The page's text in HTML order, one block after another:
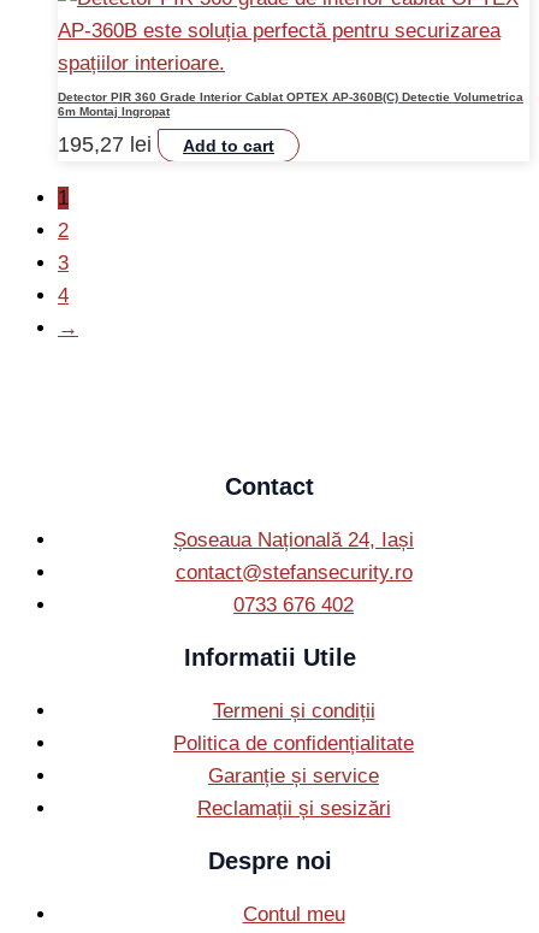
Detector PIR 360 Grade Interior Cablat OPTEX AP-360B(C) Detectie Volumetrica
6m Montaj Ingropat
195,27 lei Add to cart
1
2
3
4
→
Contact
Șoseaua Națională 24, Iași
contact@stefansecurity.ro
0733 676 402
Informatii Utile
Termeni și condiții
Politica de confidențialitate
Garanție și service
Reclamații și sesizări
Despre noi
Contul meu